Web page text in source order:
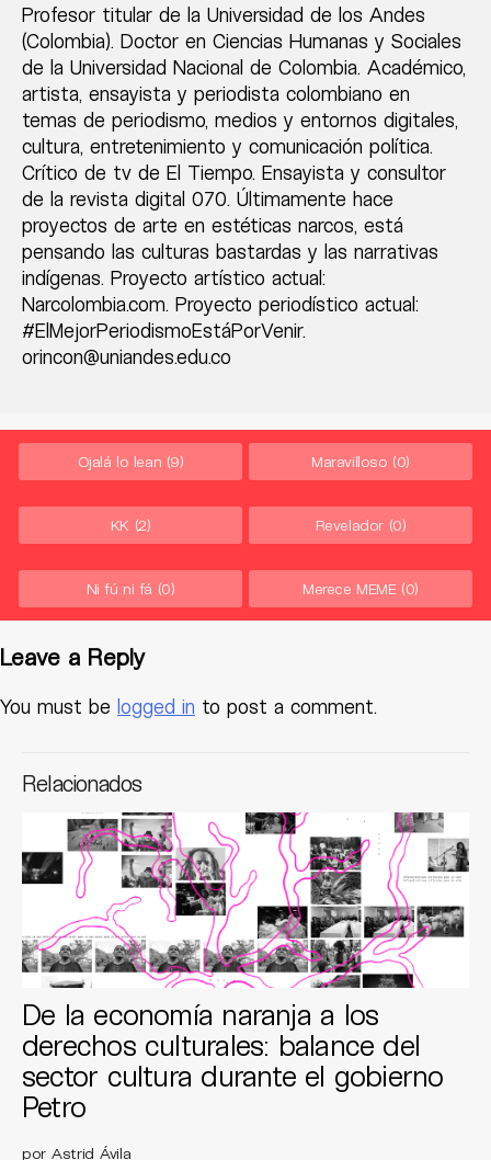
Profesor titular de la Universidad de los Andes
(Colombia). Doctor en Ciencias Humanas y Sociales
de la Universidad Nacional de Colombia. Académico,
artista, ensayista y periodista colombiano en
temas de periodismo, medios y entornos digitales,
cultura, entretenimiento y comunicación política.
Crítico de tv de El Tiempo. Ensayista y consultor
de la revista digital 070. Últimamente hace
proyectos de arte en estéticas narcos, está
pensando las culturas bastardas y las narrativas
indígenas. Proyecto artístico actual:
Narcolombia.com. Proyecto periodístico actual:
#ElMejorPeriodismoEstáPorVenir.
orincon@uniandes.edu.co
Ojalá lo lean (9) Maravilloso (0)
KK (2) Revelador (0)
Ni fú ni fá (0) Merece MEME (0)
Leave a Reply
You must be logged in to post a comment.
Relacionados
De la economía naranja a los
derechos culturales: balance del
sector cultura durante el gobierno
Petro
por Astrid Ávila